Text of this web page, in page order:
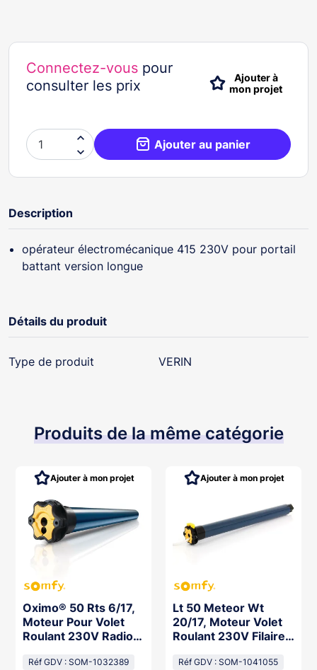
Connectez-vous pour
consulter les prix
Ajouter à
mon projet

 Ajouter au panier
Description
opérateur électromécanique 415 230V pour portail
battant version longue
Détails du produit
Type de produit VERIN
Produits de la même catégorie
Oximo® 50 Rts 6/17,
Moteur Pour Volet
Roulant 230V Radio
Réf GDV : SOM-1032389
Ajouter à mon projet
Lt 50 Meteor Wt
20/17, Moteur Volet
Roulant 230V Filaire,
Réf GDV : SOM-1041055
Ajouter à mon projet